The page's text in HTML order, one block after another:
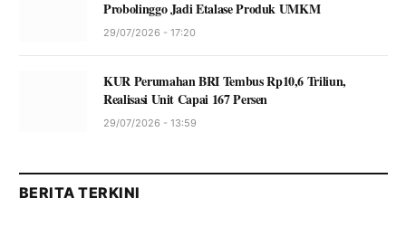
Probolinggo Jadi Etalase Produk UMKM
29/07/2026 - 17:20
KUR Perumahan BRI Tembus Rp10,6 Triliun,
Realisasi Unit Capai 167 Persen
29/07/2026 - 13:59
BERITA TERKINI